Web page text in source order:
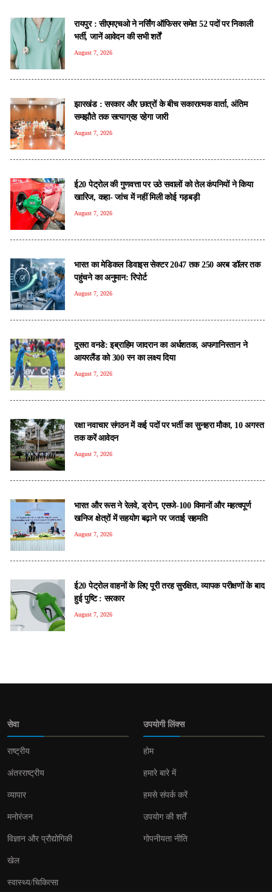
रायपुर : सीएमएचओ ने नर्सिंग ऑफिसर समेत 52 पदों पर निकाली
भर्ती, जानें आवेदन की सभी शर्तें
August 7, 2026
झारखंड : सरकार और छात्रों के बीच सकारात्मक वार्ता, अंतिम
समझौते तक सत्याग्रह रहेगा जारी
August 7, 2026
ई20 पेट्रोल की गुणवत्ता पर उठे सवालों को तेल कंपनियों ने किया
खारिज, कहा- जांच में नहीं मिली कोई गड़बड़ी
August 7, 2026
भारत का मेडिकल डिवाइस सेक्टर 2047 तक 250 अरब डॉलर तक
पहुंचने का अनुमान: रिपोर्ट
August 7, 2026
दूसरा वनडे: इब्राहिम जादरान का अर्धशतक, अफगानिस्तान ने
आयरलैंड को 300 रन का लक्ष्य दिया
August 7, 2026
रक्षा नवाचार संगठन में कई पदों पर भर्ती का सुनहरा मौका, 10 अगस्त
तक करें आवेदन
August 7, 2026
भारत और रूस ने रेलवे, ड्रोन, एसजे-100 विमानों और महत्वपूर्ण
खनिज क्षेत्रों में सहयोग बढ़ाने पर जताई सहमति
August 7, 2026
ई20 पेट्रोल वाहनों के लिए पूरी तरह सुरक्षित, व्यापक परीक्षणों के बाद
हुई पुष्टि : सरकार
August 7, 2026
सेवा
राष्ट्रीय
अंतरराष्ट्रीय
व्यापार
मनोरंजन
विज्ञान और प्रौद्योगिकी
खेल
स्वास्थ्य/चिकित्सा
उपयोगी लिंक्स
होम
हमारे बारे में
हमसे संपर्क करें
उपयोग की शर्तें
गोपनीयता नीति